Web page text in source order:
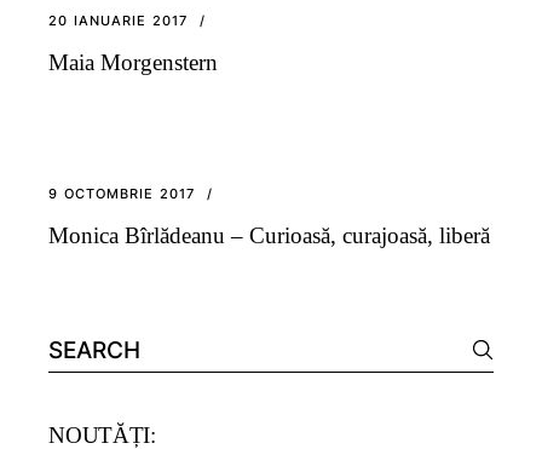
20 IANUARIE 2017
Maia Morgenstern
9 OCTOMBRIE 2017
Monica Bîrlădeanu – Curioasă, curajoasă, liberă
Search
for:
NOUTĂȚI: